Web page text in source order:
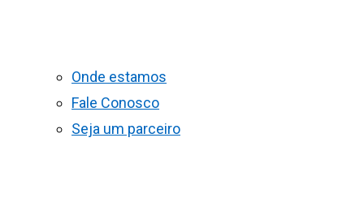
Onde estamos
Fale Conosco
Seja um parceiro